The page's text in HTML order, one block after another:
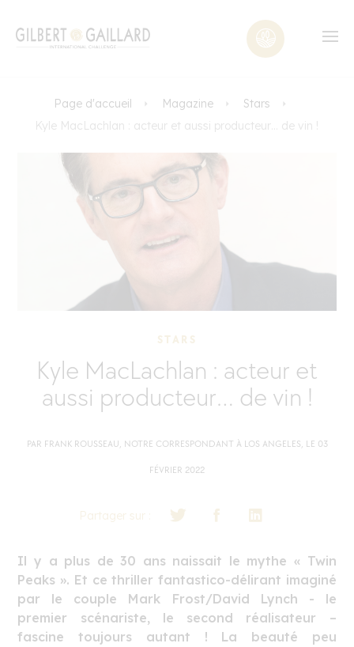
Page d'accueil Magazine
Stars
Kyle MacLachlan : acteur et aussi producteur… de vin !
STARS
Kyle MacLachlan : acteur et
aussi producteur… de vin !
PAR FRANK ROUSSEAU, NOTRE CORRESPONDANT À LOS ANGELES, LE 03
FÉVRIER 2022
Partager sur :
Il y a plus de 30 ans naissait le mythe « Twin
Peaks ». Et ce thriller fantastico-délirant imaginé
par le couple Mark Frost/David Lynch - le
premier scénariste, le second réalisateur –
fascine toujours autant ! La beauté peu